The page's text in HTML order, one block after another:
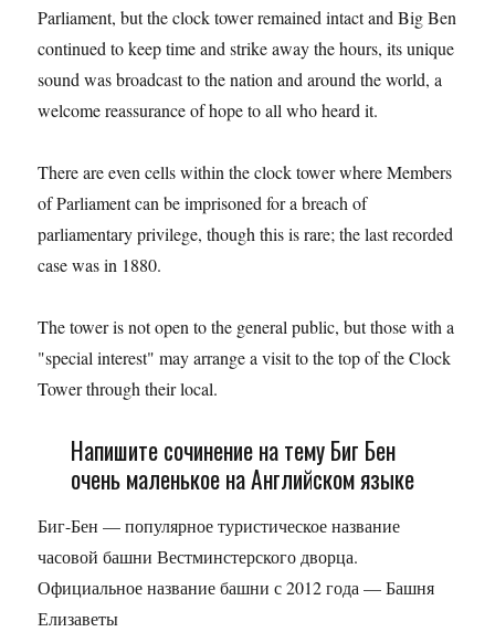
Parliament, but the clock tower remained intact and Big Ben
continued to keep time and strike away the hours, its unique
sound was broadcast to the nation and around the world, a
welcome reassurance of hope to all who heard it.
There are even cells within the clock tower where Members
of Parliament can be imprisoned for a breach of
parliamentary privilege, though this is rare; the last recorded
case was in 1880.
The tower is not open to the general public, but those with a
"special interest" may arrange a visit to the top of the Clock
Tower through their local.
Напишите сочинение на тему Биг Бен
очень маленькое на Английском языке
Биг-Бен — популярное туристическое название
часовой башни Вестминстерского дворца.
Официальное название башни с 2012 года — Башня
Елизаветы